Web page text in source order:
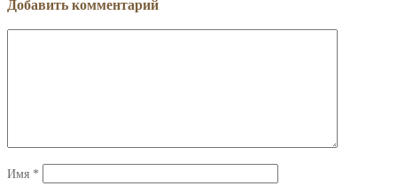
Добавить комментарий
Имя *